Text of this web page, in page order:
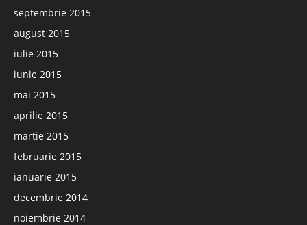
septembrie 2015
august 2015
iulie 2015
iunie 2015
mai 2015
aprilie 2015
martie 2015
februarie 2015
ianuarie 2015
decembrie 2014
noiembrie 2014